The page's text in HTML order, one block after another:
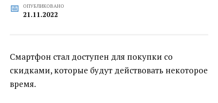
ОПУБЛИКОВАНО
21.11.2022
Смартфон стал доступен для покупки со
скидками, которые будут действовать некоторое
время.